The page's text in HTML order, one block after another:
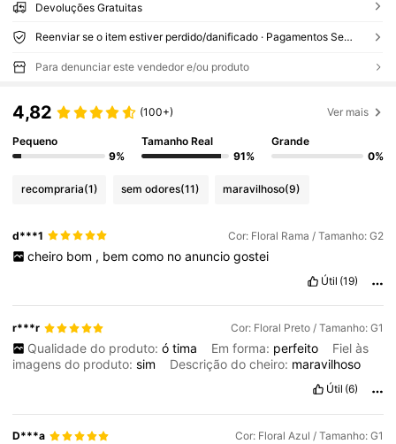
Devoluções Gratuitas
Reenviar se o item estiver perdido/danificado · Pagamentos Seguros · Proteção de privacidade
Para denunciar este vendedor e/ou produto
4,82 (100+) Ver mais
Pequeno
9%
Tamanho Real
91%
Grande
0%
recompraria(1) sem odores(11) maravilhoso(9)
d***1 Cor: Floral Rama / Tamanho: G2
cheiro bom , bem como no anuncio gostei
Útil (19)
r***r Cor: Floral Preto / Tamanho: G1
Qualidade do produto: ó tima Em forma: perfeito
Fiel às
imagens do produto:sim Descrição do cheiro: maravilhoso
Útil (6)
D***a Cor: Floral Azul / Tamanho: G1